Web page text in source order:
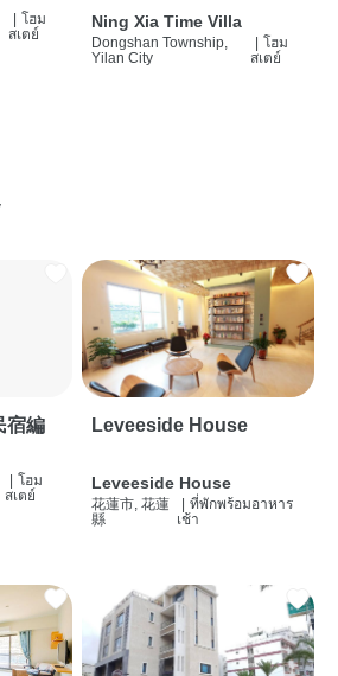
โฮม
สเตย์
Ning Xia Time Villa
Dongshan Township,
Yilan City
โฮม
สเตย์
宿編
โฮม
สเตย์
Leveeside House
Leveeside House
花蓮市, 花蓮
縣
ที่พักพร้อมอาหาร
เช้า